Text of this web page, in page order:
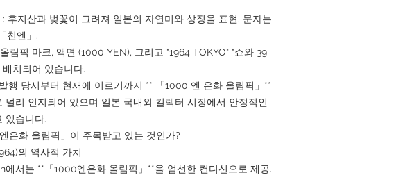
: 후지산과 벚꽃이 그려져 일본의 자연미와 상징을 표현. 문자는
천엔」.
림픽 마크, 액면 (1000 YEN), 그리고 "1964 TOKYO" "쇼와 39
배치되어 있습니다.
행 당시부터 현재에 이르기까지 ** 「1000 엔 은화 올림픽」**
널리 인지되어 있으며 일본 국내외 컬렉터 시장에서 안정적인
있습니다.
은화 올림픽」이 주목받고 있는 것인가?
의 역사적 가치
에서는 **「1000엔은화 올림픽」**을 엄선한 컨디션으로 제공.